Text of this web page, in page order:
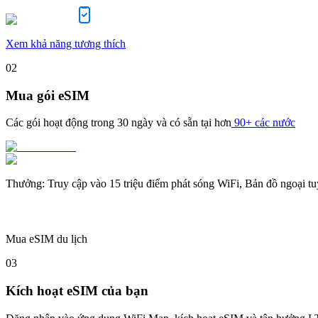
Xem khả năng tương thích
02
Mua gói eSIM
Các gói hoạt động trong 30 ngày và có sẵn tại hơn 90+ các nước
Thưởng: Truy cập vào 15 triệu điểm phát sóng WiFi, Bản đồ ngoại
Mua eSIM du lịch
03
Kích hoạt eSIM của bạn